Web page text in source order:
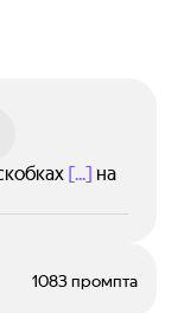
[...] на
1083 промпта